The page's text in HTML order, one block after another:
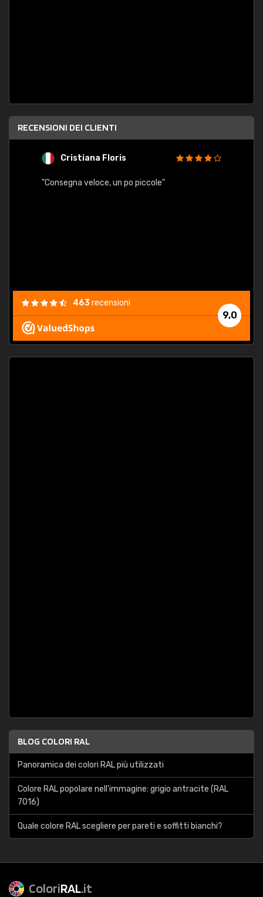
RECENSIONI DEI CLIENTI
Cristiana Floris
"Consegna veloce, un po piccole"
9,0
463recensioni
BLOG COLORI RAL
Panoramica dei colori RAL più utilizzati
Colore RAL popolare nell'immagine: grigio antracite (RAL
7016)
Quale colore RAL scegliere per pareti e soffitti bianchi?
ColoriRAL.it